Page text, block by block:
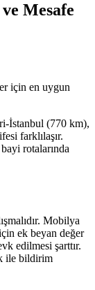
Mesafe
için en uygun
İstanbul (770 km),
farklılaşır.
rotalarında
Mobilya
ek beyan değer
edilmesi şarttır.
ile bildirim